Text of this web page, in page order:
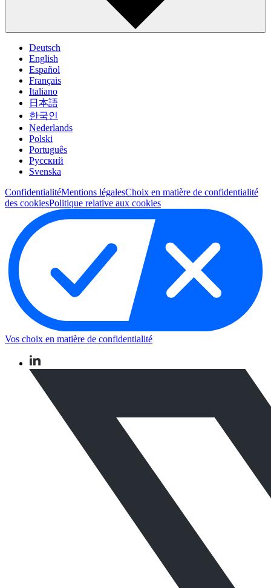
Deutsch
English
Español
Français
Italiano
日本語
한국인
Nederlands
Polski
Português
Pусский
Svenska
ConfidentialitéMentions légalesChoix en matière de confidentialité
des cookiesPolitique relative aux cookies
Vos choix en matière de confidentialité